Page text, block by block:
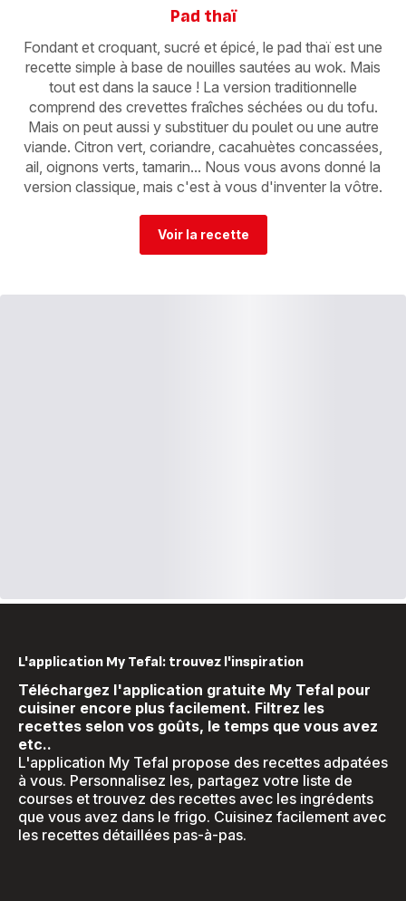
Pad thaï
Fondant et croquant, sucré et épicé, le pad thaï est une
recette simple à base de nouilles sautées au wok. Mais
tout est dans la sauce ! La version traditionnelle
comprend des crevettes fraîches séchées ou du tofu.
Mais on peut aussi y substituer du poulet ou une autre
viande. Citron vert, coriandre, cacahuètes concassées,
ail, oignons verts, tamarin... Nous vous avons donné la
version classique, mais c'est à vous d'inventer la vôtre.
Voir la recette
L'application My Tefal: trouvez l'inspiration
Téléchargez l'application gratuite My Tefal pour
cuisiner encore plus facilement. Filtrez les
recettes selon vos goûts, le temps que vous avez
etc..
L'application My Tefal propose des recettes adpatées
à vous. Personnalisez les, partagez votre liste de
courses et trouvez des recettes avec les ingrédents
que vous avez dans le frigo. Cuisinez facilement avec
les recettes détaillées pas-à-pas.